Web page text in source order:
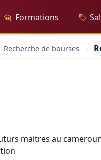
Formations
Recherche de bourses
maitres au